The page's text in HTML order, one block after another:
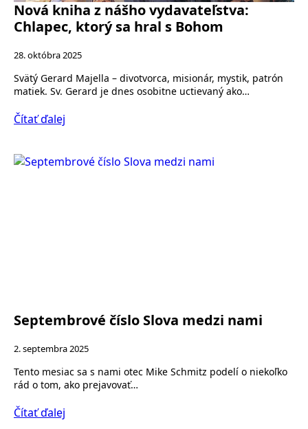
Nová kniha z nášho vydavateľstva:
Chlapec, ktorý sa hral s Bohom
28. októbra 2025
Svätý Gerard Majella – divotvorca, misionár, mystik, patrón
matiek. Sv. Gerard je dnes osobitne uctievaný ako…
Čítať ďalej
Septembrové číslo Slova medzi nami
2. septembra 2025
Tento mesiac sa s nami otec Mike Schmitz podelí o niekoľko
rád o tom, ako prejavovať…
Čítať ďalej